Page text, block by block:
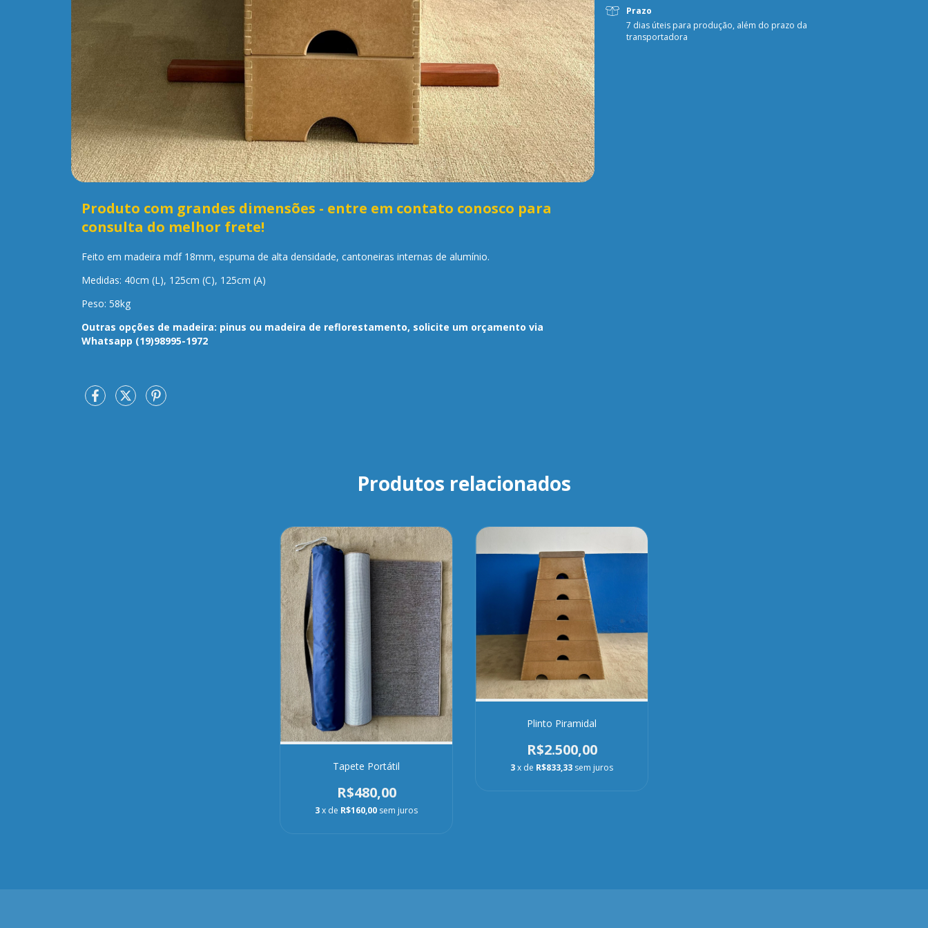
Produto com grandes dimensões - entre em contato conosco para
consulta do melhor frete!
Feito em madeira mdf 18mm, espuma de alta densidade, cantoneiras internas de alumínio.
Medidas: 40cm (L), 125cm (C), 125cm (A)
Peso: 58kg
Outras opções de madeira: pinus ou madeira de reflorestamento, solicite um orçamento via
Whatsapp (19)98995-1972
Prazo
7 dias úteis para produção, além do prazo da
transportadora
Produtos relacionados
Tapete Portátil
R$480,00
3x de R$160,00 sem juros
Plinto Piramidal
R$2.500,00
3x de R$833,33 sem juros